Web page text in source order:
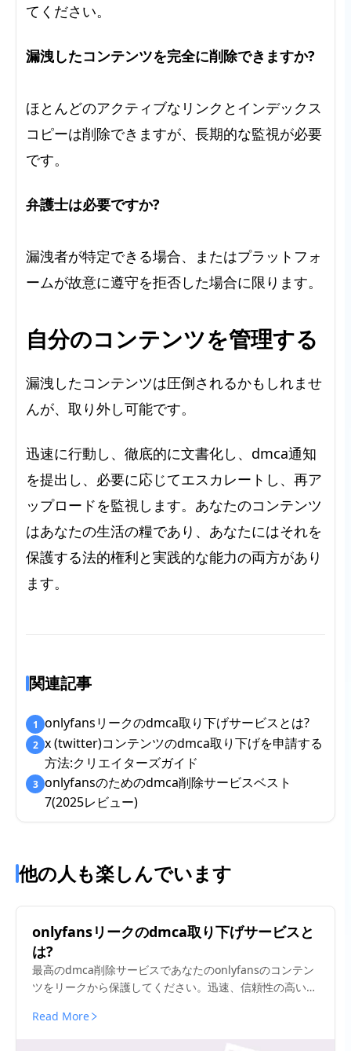
てください。
漏洩したコンテンツを完全に削除できますか?
ほとんどのアクティブなリンクとインデックス
コピーは削除できますが、長期的な監視が必要
です。
弁護士は必要ですか?
漏洩者が特定できる場合、またはプラットフォ
ームが故意に遵守を拒否した場合に限ります。
自分のコンテンツを管理する
漏洩したコンテンツは圧倒されるかもしれませ
んが、取り外し可能です。
迅速に行動し、徹底的に文書化し、dmca通知
を提出し、必要に応じてエスカレートし、再ア
ップロードを監視します。あなたのコンテンツ
はあなたの生活の糧であり、あなたにはそれを
保護する法的権利と実践的な能力の両方があり
ます。
関連記事
1 onlyfansリークのdmca取り下げサービスとは?
2 x (twitter)コンテンツのdmca取り下げを申請する
方法:クリエイターズガイド
3 onlyfansのためのdmca削除サービスベスト
7(2025レビュー)
他の人も楽しんでいます
onlyfansリークのdmca取り下げサービスと
は?
最高のdmca削除サービスであなたのonlyfansのコンテン
ツをリークから保護してください。迅速、信頼性の高い、
Read More